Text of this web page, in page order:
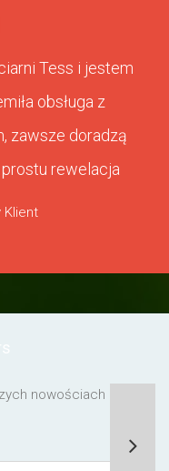
Tess i jestem
obsługa z
zawsze doradzą
prostu rewelacja
Klient
nowościach lub o